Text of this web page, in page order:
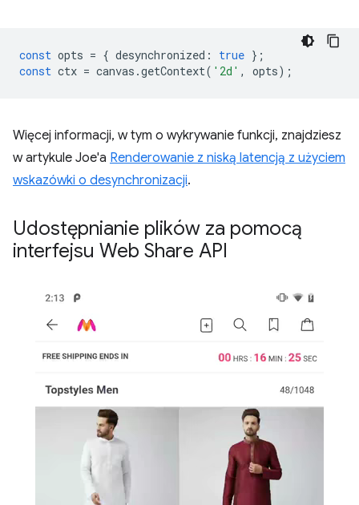
const opts = { desynchronized : true };
const ctx = canvas .getContext( '2d' , opts);
Więcej informacji, w tym o wykrywanie funkcji, znajdziesz
w artykule Joe'a Renderowanie z niską latencją z użyciem
wskazówki o desynchronizacji.
Udostępnianie plików za pomocą
interfejsu Web Share API